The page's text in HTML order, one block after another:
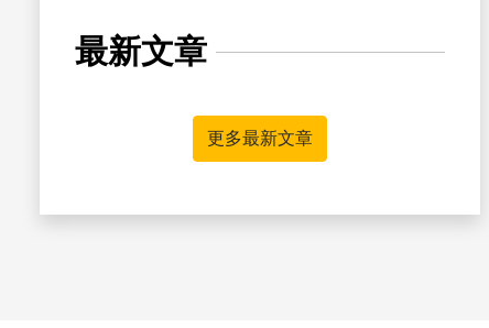
最新文章
更多最新文章